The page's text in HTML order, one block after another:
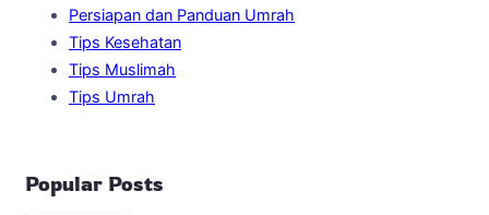
Persiapan dan Panduan Umrah
Tips Kesehatan
Tips Muslimah
Tips Umrah
Popular Posts